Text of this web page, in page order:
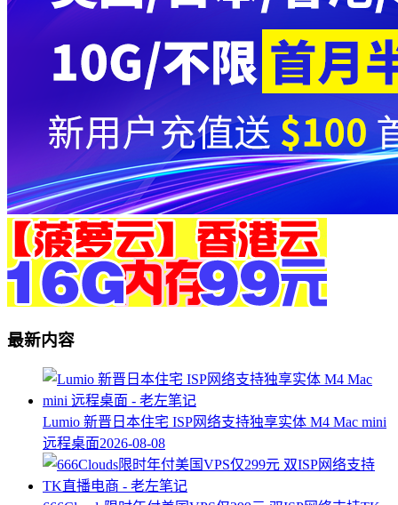
最新内容
Lumio 新晋日本住宅 ISP网络支持独享实体 M4 Mac mini
远程桌面2026-08-08